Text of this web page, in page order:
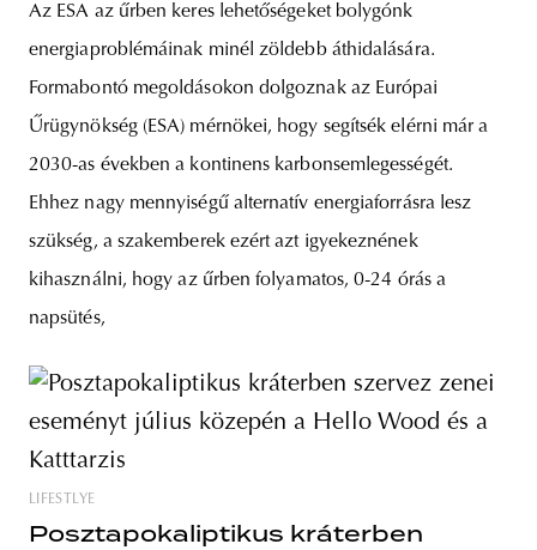
Az ESA az űrben keres lehetőségeket bolygónk
energiaproblémáinak minél zöldebb áthidalására.
Formabontó megoldásokon dolgoznak az Európai
Űrügynökség (ESA) mérnökei, hogy segítsék elérni már a
2030-as években a kontinens karbonsemlegességét.
Ehhez nagy mennyiségű alternatív energiaforrásra lesz
szükség, a szakemberek ezért azt igyekeznének
kihasználni, hogy az űrben folyamatos, 0-24 órás a
napsütés,
LIFESTLYE
Posztapokaliptikus kráterben